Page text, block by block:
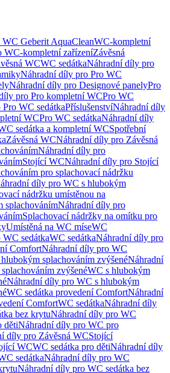
WC Geberit AquaCleanWC-kompletní
WC-kompletní zařízeníZávěsná
WCWC sedátkaNáhradní díly pro
Náhradní díly pro Pro WC
Náhradní díly pro Designové panelyPro
pro Pro kompletní WCPro WC
WC sedátkaPříslušenstvíNáhradní díly
WCPro WC sedátkaNáhradní díly
sedátka a kompletní WCSpotřební
Závěsná WCNáhradní díly pro Závěsná
Náhradní díly pro
Stojící WCNáhradní díly pro Stojící
pro splachovací nádržku
díly pro WC s hlubokým
nádržku umístěnou na
splachovánímNáhradní díly pro
Splachovací nádržky na omítku pro
Umístěná na WC míseWC
sedátkaWC sedátkaNáhradní díly pro
ComfortNáhradní díly pro WC
splachováním zvýšenéNáhradní
zvýšenéWC s hlubokým
Náhradní díly pro WC s hlubokým
WC sedátka provedení ComfortNáhradní
ComfortWC sedátkaNáhradní díly
bez krytuNáhradní díly pro WC
dětiNáhradní díly pro WC pro
díly pro Závěsná WCStojící
WCWC sedátka pro dětiNáhradní díly
sedátkaNáhradní díly pro WC
Náhradní díly pro WC sedátka bez